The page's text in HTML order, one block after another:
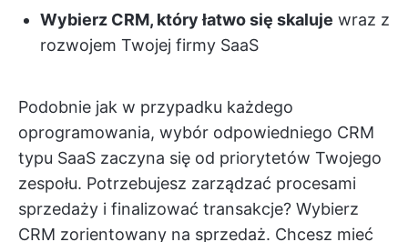
Wybierz CRM, który łatwo się skaluje wraz z
rozwojem Twojej firmy SaaS
Podobnie jak w przypadku każdego
oprogramowania, wybór odpowiedniego CRM
typu SaaS zaczyna się od priorytetów Twojego
zespołu. Potrzebujesz zarządzać procesami
sprzedaży i finalizować transakcje? Wybierz
CRM zorientowany na sprzedaż. Chcesz mieć